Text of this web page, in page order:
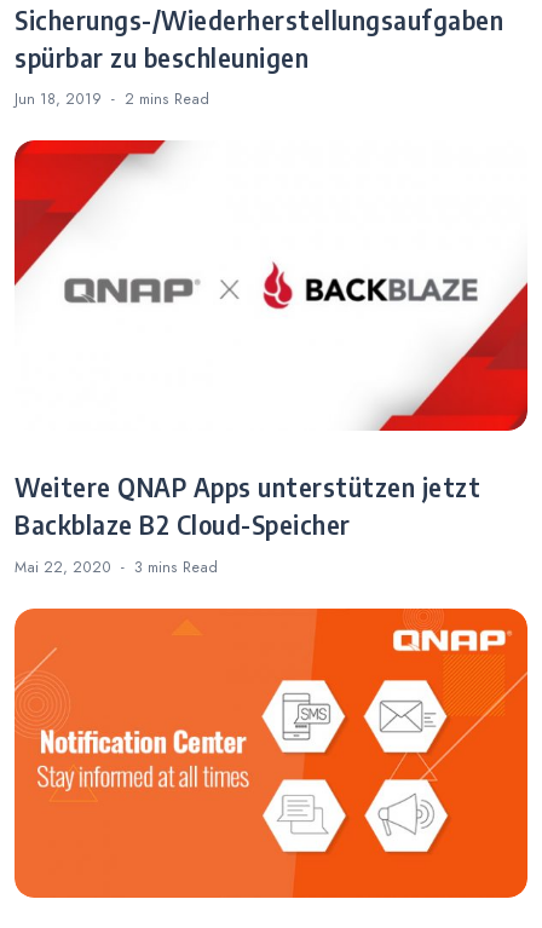
Sicherungs-/Wiederherstellungsaufgaben
spürbar zu beschleunigen
Jun 18, 2019 2 mins Read
Weitere QNAP Apps unterstützen jetzt
Backblaze B2 Cloud-Speicher
Mai 22, 2020 3 mins Read